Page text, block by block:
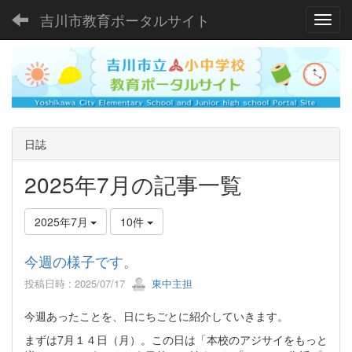
吉川市教育ポータルサイト
日誌
2025年7月の記事一覧
2025年7月 10件
今週の様子です。
投稿日時 : 2025/07/17 東中主担
今週あったことを、日にちごとに紹介していきます。
まずは7月１４日（月）。この日は「本校のアジサイをもっと